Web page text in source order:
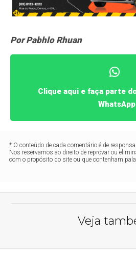
Por Pabhlo Rhuan
Clique aqui e faça parte
WhatsApp
* O conteúdo de cada comentário é de
Nos reservamos ao direito de reprovar ou
com o propósito do site ou que contenham
Veja